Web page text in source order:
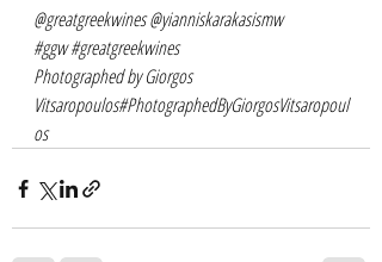
@greatgreekwines @yianniskarakasismw
#ggw#greatgreekwines
Photographed by Giorgos
Vitsaropoulos#PhotographedByGiorgosVitsaropoul
os